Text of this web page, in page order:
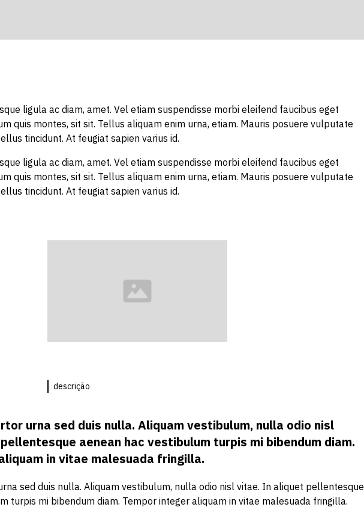
ligula ac diam, amet. Vel etiam suspendisse morbi eleifend faucibus eget
quis montes, sit sit. Tellus aliquam enim urna, etiam. Mauris posuere vulputate
tincidunt. At feugiat sapien varius id.
ligula ac diam, amet. Vel etiam suspendisse morbi eleifend faucibus eget
quis montes, sit sit. Tellus aliquam enim urna, etiam. Mauris posuere vulputate
tincidunt. At feugiat sapien varius id.
descrição
urna sed duis nulla. Aliquam vestibulum, nulla odio nisl
aenean hac vestibulum turpis mi bibendum diam.
in vitae malesuada fringilla.
sed duis nulla. Aliquam vestibulum, nulla odio nisl vitae. In aliquet pellentesque
turpis mi bibendum diam. Tempor integer aliquam in vitae malesuada fringilla.